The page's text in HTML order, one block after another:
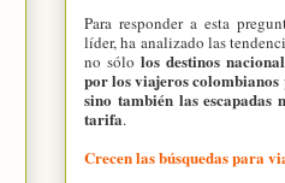
Para responder a esta
líder, ha analizado las
no sólo los destinos
por los viajeros colombianos
sino también las escapadas
tarifa.
Crecen las búsquedas para